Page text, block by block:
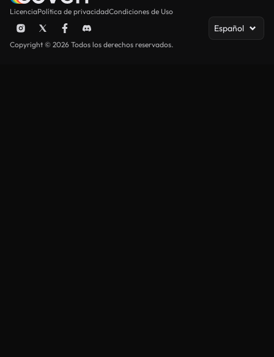
LicenciaPolítica de privacidadCondiciones de Uso
Español
Copyright © 2026 Todos los derechos reservados.